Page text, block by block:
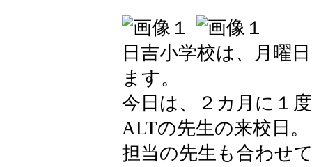
日吉小学校は、月曜
ます。
今日は、２カ月に１
ALTの先生の来校日。
担当の先生も合わせ